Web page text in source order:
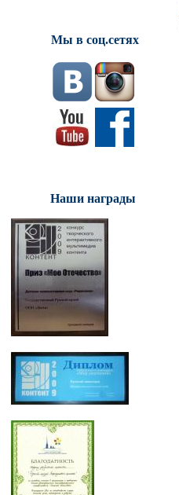
Мы в соц.сетях
Наши награды